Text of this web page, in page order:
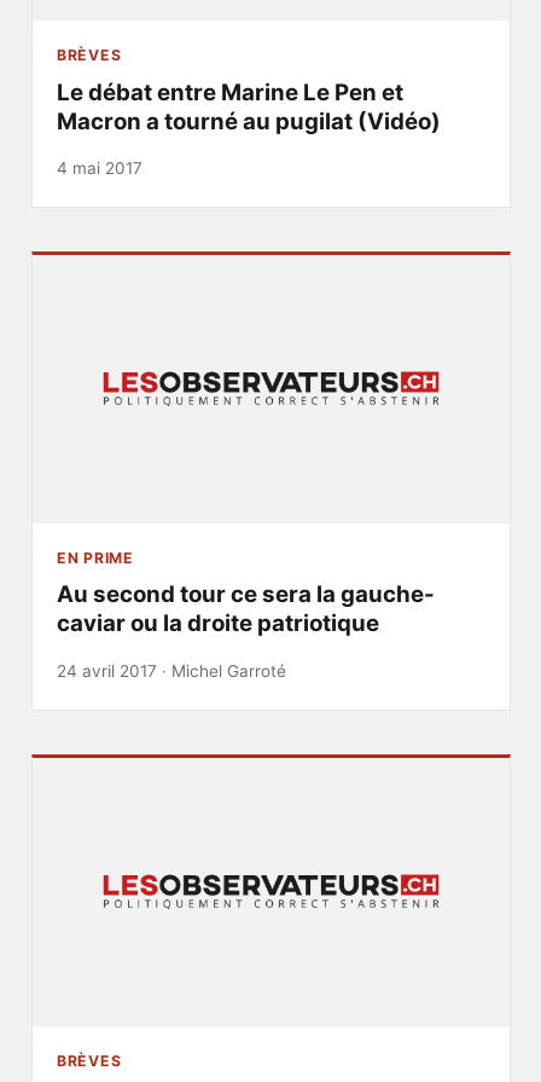
BRÈVES
Le débat entre Marine Le Pen et
Macron a tourné au pugilat (Vidéo)
4 mai 2017
EN PRIME
Au second tour ce sera la gauche-
caviar ou la droite patriotique
24 avril 2017 · Michel Garroté
BRÈVES